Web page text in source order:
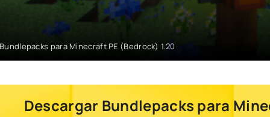
Bundlepacks para Minecraft PE (Bedrock) 1.20
Descargar Bundlepacks para